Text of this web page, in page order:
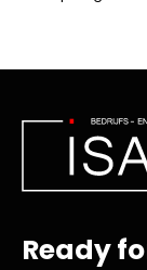
Ready